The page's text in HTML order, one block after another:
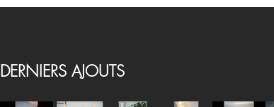
DERNIERS AJOUTS